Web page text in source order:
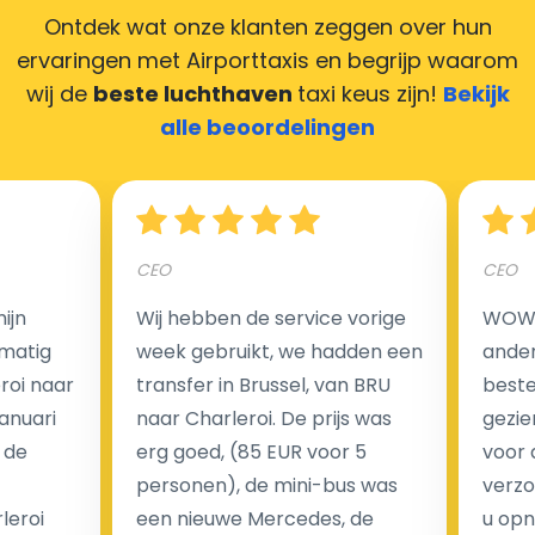
Hoeveel kost een luchthaven taxi transfer in
luchthaventaxi's is een vast tarief voor uw rit. In
tegenstelling tot traditionele taxi's met taxameter
brengen wij u geen extra kosten in rekening voor de
nachtrit.
We hebben geen ophaaltarief of extra kosten voor
wachttijd als uw vlucht vertraging heeft.
Kijk op onze website voor meer informatie over uw
Ontdek wat onze klanten zeggen over hun
ervaringen met Airporttaxis en begrijp waarom
wij de beste luchthaven taxi keus zijn! Bekijk
alle beoordelingen
naar
CEO
Wij hebben de service vorige
week gebruikt, we hadden een
transfer in Brussel, van BRU
naar Charleroi. De prijs was
erg goed, (85 EUR voor 5
personen), de mini-bus was
een nieuwe Mercedes, de
CEO
voor
u